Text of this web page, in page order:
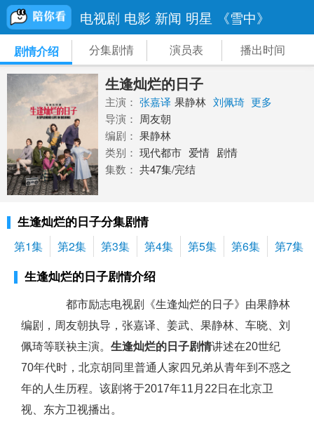
电视剧 电影 新闻 明星 《雪中》
剧情介绍 分集剧情 演员表 播出时间
生逢灿烂的日子
主演： 张嘉译 果静林 刘佩琦 更多
导演： 周友朝
编剧： 果静林
类别： 现代都市 爱情 剧情
集数： 共47集/完结
生逢灿烂的日子分集剧情
第1集 第2集 第3集 第4集 第5集 第6集 第7集
生逢灿烂的日子剧情介绍
都市励志电视剧《生逢灿烂的日子》由果静林
编剧，周友朝执导，张嘉译、姜武、果静林、车晓、刘
佩琦等联袂主演。生逢灿烂的日子剧情讲述在20世纪
70年代时，北京胡同里普通人家四兄弟从青年到不惑之
年的人生历程。该剧将于2017年11月22日在北京卫
视、东方卫视播出。